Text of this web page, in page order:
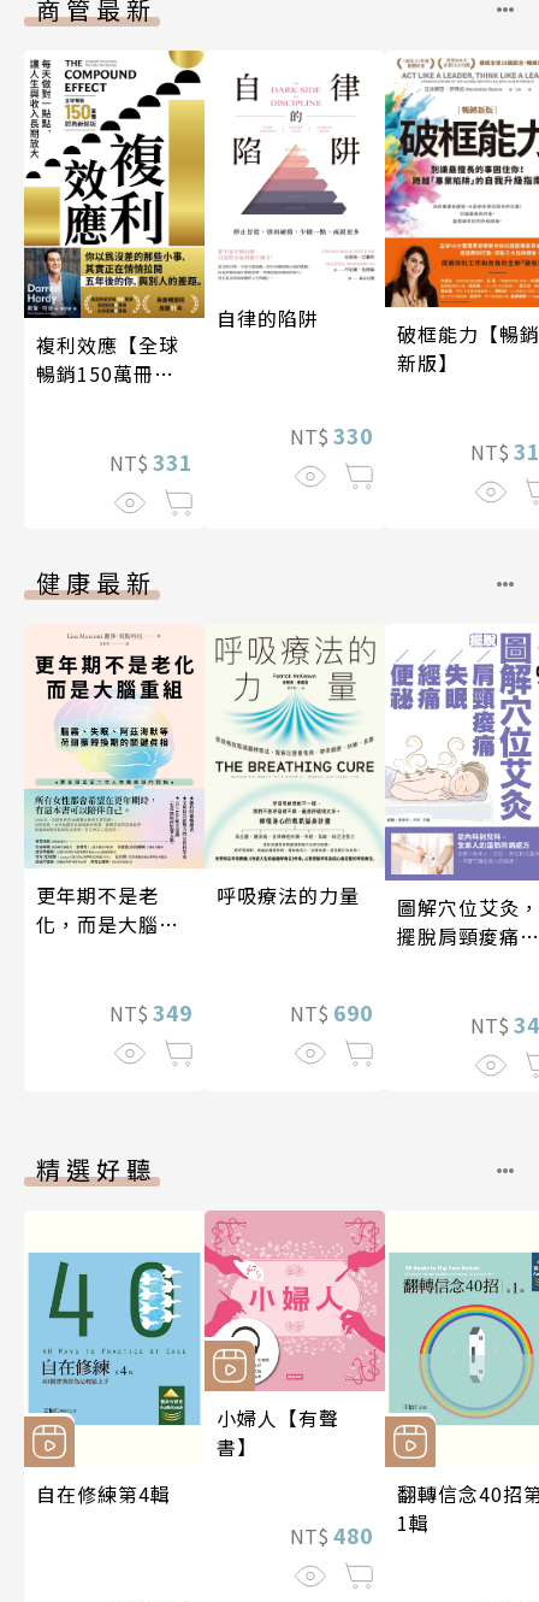
商管最新
複利效應【全球
暢銷150萬冊・
NT$ 331
自律的陷阱
NT$ 330
破框能力【暢銷
新版】
NT$
健康最新
更年期不是老
化，而是大腦重
NT$ 349
呼吸療法的力量
NT$ 690
圖解穴位艾灸，
擺脫肩頸痠痛、
NT$
精選好聽
自在修練第4輯
小婦人【有聲
書】
NT$ 480
翻轉信念40招
1輯